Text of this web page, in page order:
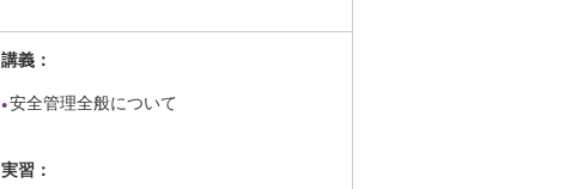
講義：
安全管理全般について
実習：